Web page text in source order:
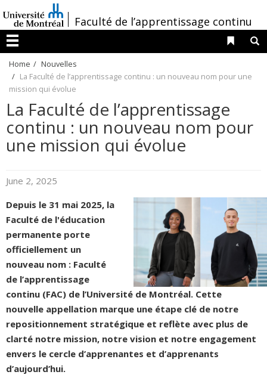
au
contenu
/Faculté de l’apprentissage continu
Menu
Liens
Home
Nouvelles
La Faculté de l’apprentissage continu : un nouveau nom pour une
mission qui évolue
La Faculté de l’apprentissage
continu : un nouveau nom pour
une mission qui évolue
June 2, 2025
Depuis le 31 mai 2025, la
Faculté de l'éducation
permanente porte
officiellement un
nouveau nom : Faculté
de l’apprentissage
continu (FAC) de l’Université de Montréal. Cette
nouvelle appellation marque une étape clé de notre
repositionnement stratégique et reflète avec plus de
clarté notre mission, notre vision et notre engagement
envers le cercle d’apprenantes et d’apprenants
d’aujourd’hui.